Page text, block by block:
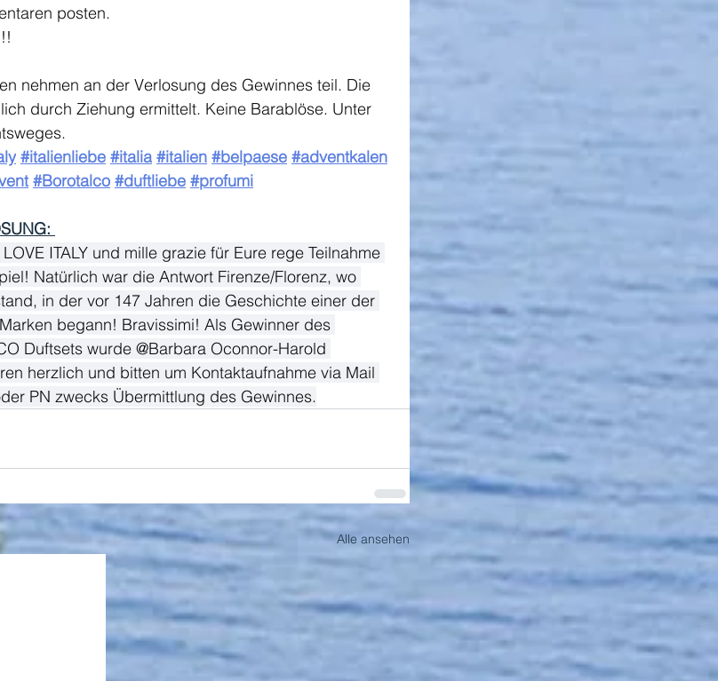
posten.
nehmen an der Verlosung des Gewinnes teil. Die
durch Ziehung ermittelt. Keine Barablöse. Unter
#italienliebe #italia #italien #belpaese #adventkalen
#Borotalco #duftliebe #profumi
ITALY und mille grazie für Eure rege Teilnahme
Natürlich war die Antwort Firenze/Florenz, wo
in der vor 147 Jahren die Geschichte einer der
begann! Bravissimi! Als Gewinner des
Duftsets wurde @Barbara Oconnor-Harold
herzlich und bitten um Kontaktaufnahme via Mail
PN zwecks Übermittlung des Gewinnes.
Alle ansehen